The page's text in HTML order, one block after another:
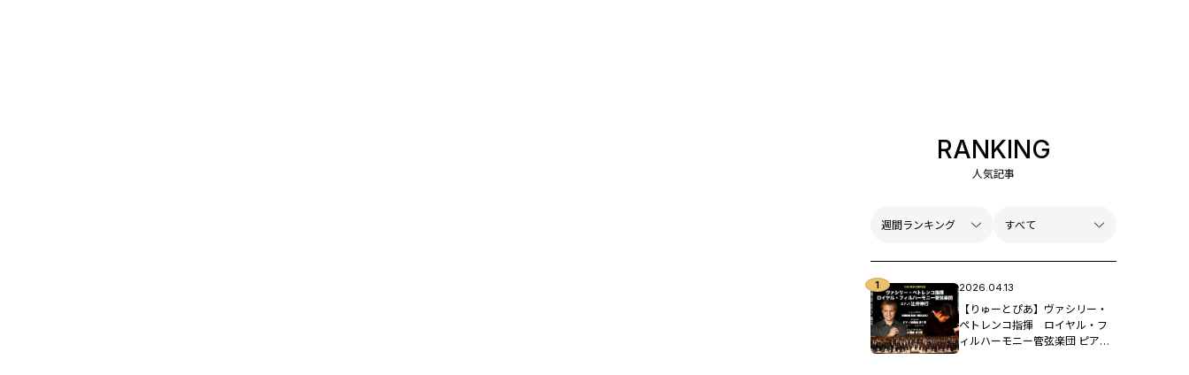
RANKING
人気記事
2026.04.13
【りゅーとぴあ】ヴァシリー・
ペトレンコ指揮 ロイヤル・フ
ィルハーモニー管弦楽団 ピア